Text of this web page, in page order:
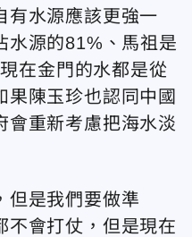
有水源應該更強一
水源的81%、馬祖是
在金門的水都是從
果陳玉珍也認同中國
會重新考慮把海水淡
但是我們要做準
不會打仗，但是現在